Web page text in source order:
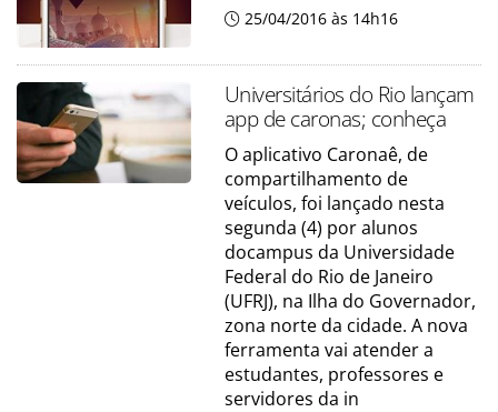
25/04/2016 às 14h16
Universitários do Rio lançam
app de caronas; conheça
O aplicativo Caronaê, de
compartilhamento de
veículos, foi lançado nesta
segunda (4) por alunos
docampus da Universidade
Federal do Rio de Janeiro
(UFRJ), na Ilha do Governador,
zona norte da cidade. A nova
ferramenta vai atender a
estudantes, professores e
servidores da in